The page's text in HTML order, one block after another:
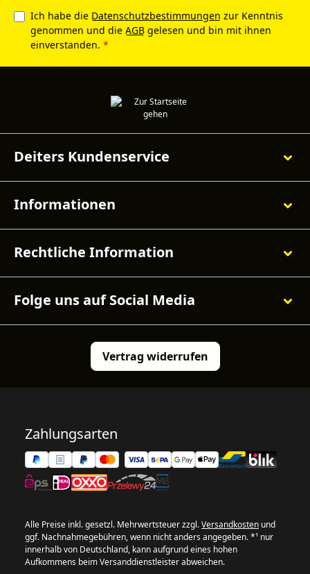
Ich habe die Datenschutzbestimmungen zur Kenntnis
genommen und die AGB gelesen und bin mit ihnen
einverstanden. *
Deiters Kundenservice
Informationen
Rechtliche Information
Folge uns auf Social Media
Vertrag widerrufen
Zahlungsarten
Alle Preise inkl. gesetzl. Mehrwertsteuer zzgl.Versandkosten und
ggf. Nachnahmegebühren, wenn nicht anders angegeben. *¹ nur
innerhalb von Deutschland, kann aufgrund eines hohen
Aufkommens beim Versanddienstleister abweichen.